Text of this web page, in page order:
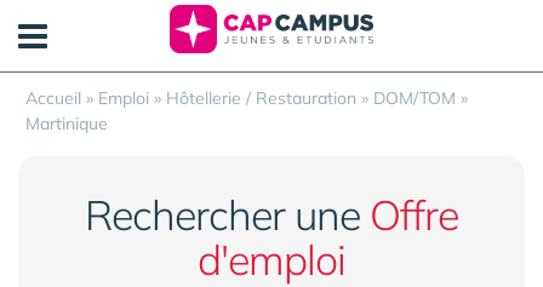
Accueil » Emploi » Hôtellerie / Restauration » DOM/TOM »
Martinique
Rechercher une Offre
d'emploi
Panneau de gestion des cookies